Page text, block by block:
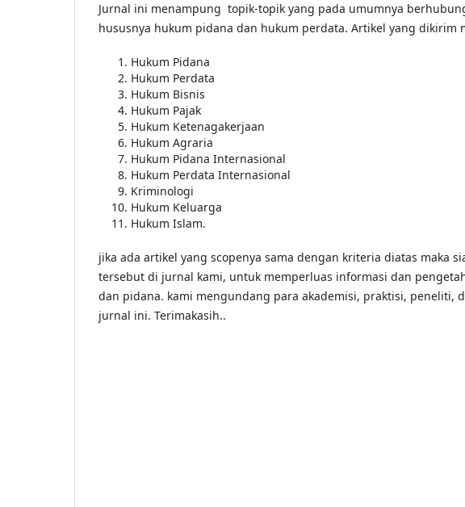
Jurnal ini menampung topik-topik yang pada umumnya
hususnya hukum pidana dan hukum perdata. Artikel yang dikirim
Hukum Pidana
Hukum Perdata
Hukum Bisnis
Hukum Pajak
Hukum Ketenagakerjaan
Hukum Agraria
Hukum Pidana Internasional
Hukum Perdata Internasional
Kriminologi
Hukum Keluarga
Hukum Islam.
jika ada artikel yang scopenya sama dengan kriteria diatas maka
tersebut di jurnal kami, untuk memperluas informasi dan
dan pidana. kami mengundang para akademisi, praktisi, peneliti,
jurnal ini. Terimakasih..